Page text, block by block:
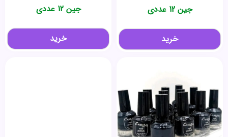
جین 12 عددی
خرید
جین 12 عددی
خرید